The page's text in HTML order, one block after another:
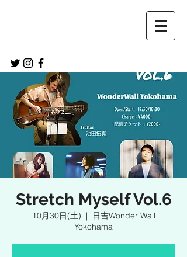
Stretch Myself Vol.6
10月30日(土)
  |
日吉Wonder Wall
Yokohama